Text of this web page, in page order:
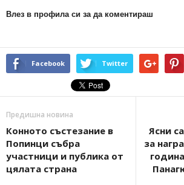
Влез в профила си за да коментираш
Facebook Twitter
Предишна новина
Конното състезание в
Попинци събра
участници и публика от
цялата страна
Ясни
за